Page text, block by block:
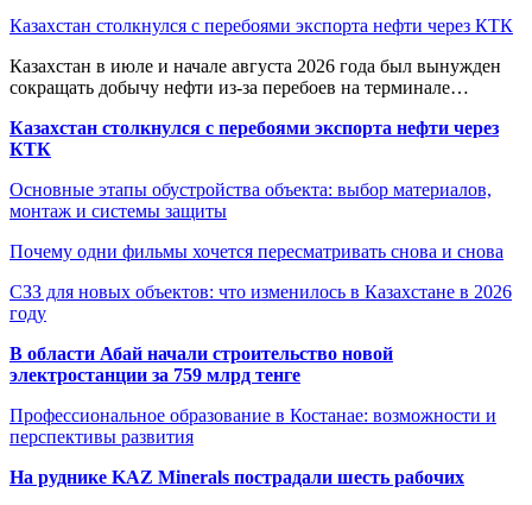
Казахстан столкнулся с перебоями экспорта нефти через КТК
Казахстан в июле и начале августа 2026 года был вынужден
сокращать добычу нефти из-за перебоев на терминале…
Казахстан столкнулся с перебоями экспорта нефти через
КТК
Основные этапы обустройства объекта: выбор материалов,
монтаж и системы защиты
Почему одни фильмы хочется пересматривать снова и снова
СЗЗ для новых объектов: что изменилось в Казахстане в 2026
году
В области Абай начали строительство новой
электростанции за 759 млрд тенге
Профессиональное образование в Костанае: возможности и
перспективы развития
На руднике KAZ Minerals пострадали шесть рабочих